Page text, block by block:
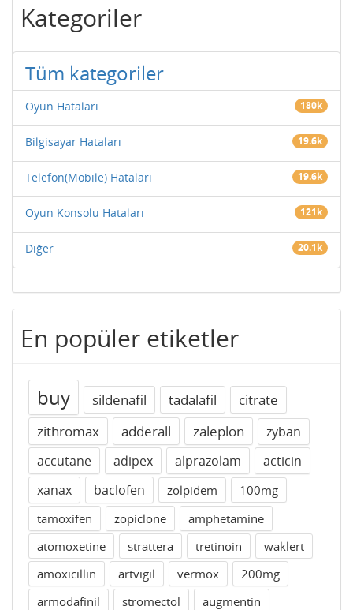
Kategoriler
Tüm kategoriler
Oyun Hataları 180k
Bilgisayar Hataları 19.6k
Telefon(Mobile) Hataları 19.6k
Oyun Konsolu Hataları 121k
Diğer 20.1k
En popüler etiketler
buy sildenafil tadalafil
citrate
zithromax
adderall zaleplon
zyban
accutane
adipex alprazolam
acticin
xanax
baclofen zolpidem
100mg
tamoxifen
zopiclone
amphetamine
atomoxetine
strattera tretinoin
waklert
amoxicillin
artvigil vermox
200mg
armodafinil
stromectol
augmentin